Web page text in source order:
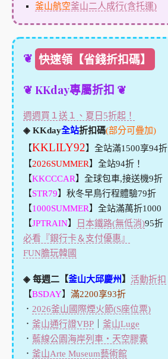
釜山航空釜山二人成行(含托運)
❦ 快速領【省錢折扣碼】
❦ KKday專屬折扣 ❦
週週買１送１、夏日5折起！
◈ KKday全站折扣碼(部分可疊加)
【KKLILY92】全站滿1500享94折
【2026SUMMER】全站94折！
【KKCCCAR】全球包車,接送機9折
【STR79】秋冬早鳥行程體驗79折
【1000SUMMER】全站滿萬折1000
【JPTRAIN】 日本鐵路(無低消)95折
必看『銀行卡＆支付優惠』
FUN膽玩韓國
◈ 每週二【釜山大邱慶州 】 活動折扣
【BSDAY】 滿2200享93折
． 2026釜山國際煙火節(S座位票)
． 釜山通行證VBP｜ 釜山Luge
． 藍線公園海岸列車・天空膠囊
． 釜山Arte Museum藝術館